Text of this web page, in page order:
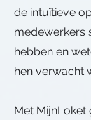
de intuïtieve
medewerkers
hebben en
hen verwacht
Met MijnLoket